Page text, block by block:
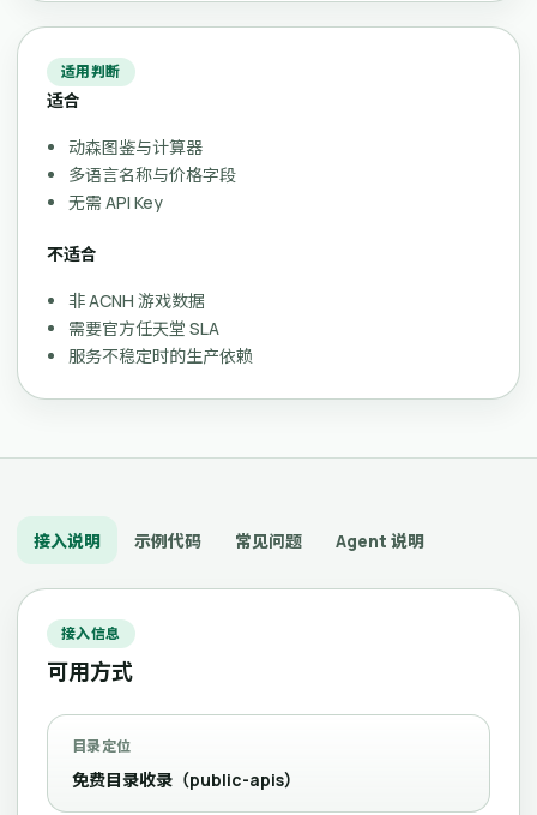
适用判断
适合
动森图鉴与计算器
多语言名称与价格字段
无需 API Key
不适合
非 ACNH 游戏数据
需要官方任天堂 SLA
服务不稳定时的生产依赖
接入说明 示例代码 常见问题 Agent 说明
接入信息
可用方式
目录定位
免费目录收录（public-apis）